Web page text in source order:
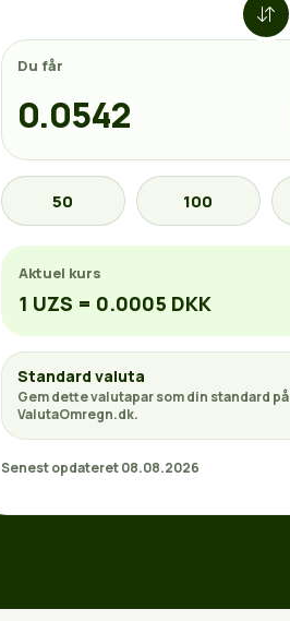
Du får
50 100
Aktuel kurs
1 UZS = 0.0005 DKK
Standard valuta
Gem dette valutapar som din standard på
ValutaOmregn.dk.
Senest opdateret 08.08.2026